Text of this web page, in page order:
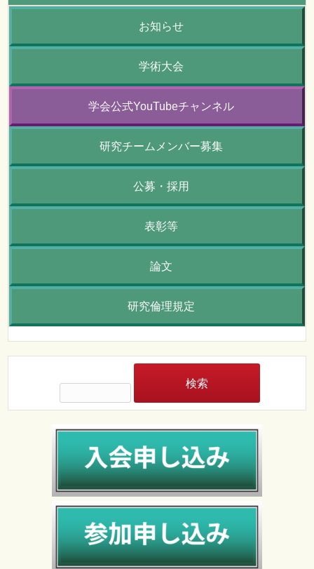
お知らせ
学術大会
学会公式YouTubeチャンネル
研究チームメンバー募集
公募・採用
表彰等
論文
研究倫理規定
索: